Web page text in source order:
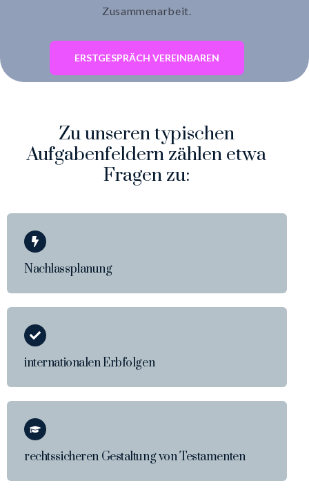
Zusammenarbeit.
ERSTGESPRÄCH VEREINBAREN
Zu unseren typischen
Aufgabenfeldern zählen etwa
Fragen zu:
Nachlassplanung
internationalen Erbfolgen
rechtssicheren Gestaltung von Testamenten